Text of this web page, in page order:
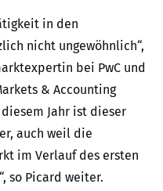
in den
nicht ungewöhnlich“,
bei PwC und
& Accounting
diesem Jahr ist dieser
auch weil die
im Verlauf des ersten
so Picard weiter.